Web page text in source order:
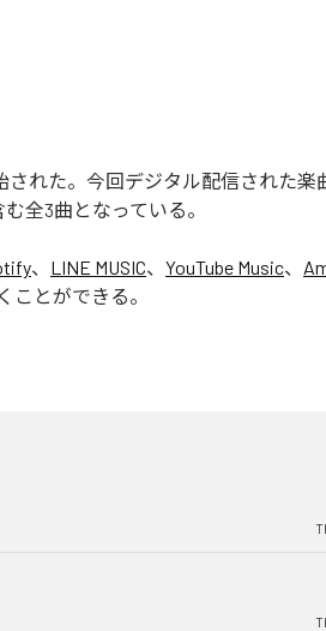
された。今回デジタル配信された楽
む全3曲となっている。
、 LINE MUSIC、 YouTube Music、
ことができる。